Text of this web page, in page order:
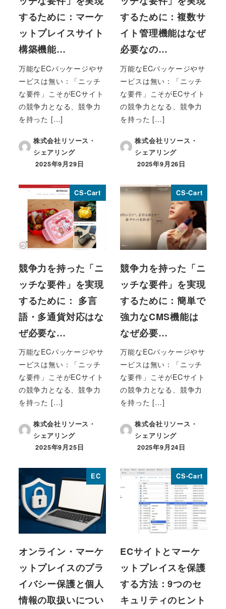
するために：マーケ
ットプレイスサイト
構築機能…
万能なECパッケージやサ
ービスは無い：「ニッチ
な要件」こそがECサイト
の競争力となる、競争力
を持った […]
株式会社リソース・
シェアリング
投稿日
2025年9月29日
するために：複数サ
イト管理機能はなぜ
必要なの…
万能なECパッケージやサ
ービスは無い：「ニッチ
な要件」こそがECサイト
の競争力となる、競争力
を持った […]
株式会社リソース・
シェアリング
投稿日
2025年9月26日
CS-Cart
競争力を持った「ニ
ッチな要件」を実現
するために： 多言
語・多通貨対応はな
ぜ必要な…
万能なECパッケージやサ
ービスは無い：「ニッチ
な要件」こそがECサイト
の競争力となる、競争力
を持った […]
株式会社リソース・
シェアリング
投稿日
2025年9月25日
CS-Cart
競争力を持った「ニ
ッチな要件」を実現
するために：簡単で
強力なCMS機能は
なぜ必要…
万能なECパッケージやサ
ービスは無い：「ニッチ
な要件」こそがECサイト
の競争力となる、競争力
を持った […]
株式会社リソース・
シェアリング
投稿日
2025年9月24日
EC
オンライン・マーケ
ットプレイスのプラ
イバシー保護と個人
情報の取扱いについ
CS-Cart
ECサイトとマーケ
ットプレイスを保護
する方法：9つのセ
キュリティのヒント